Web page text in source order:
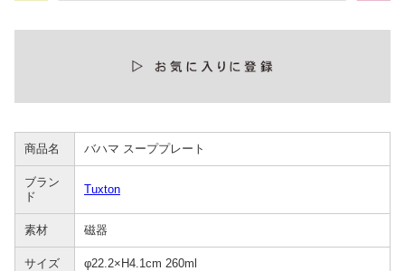
商品名 バハマ スーププレート
ブラン
ド
Tuxton
素材 磁器
サイズ φ22.2×H4.1cm 260ml